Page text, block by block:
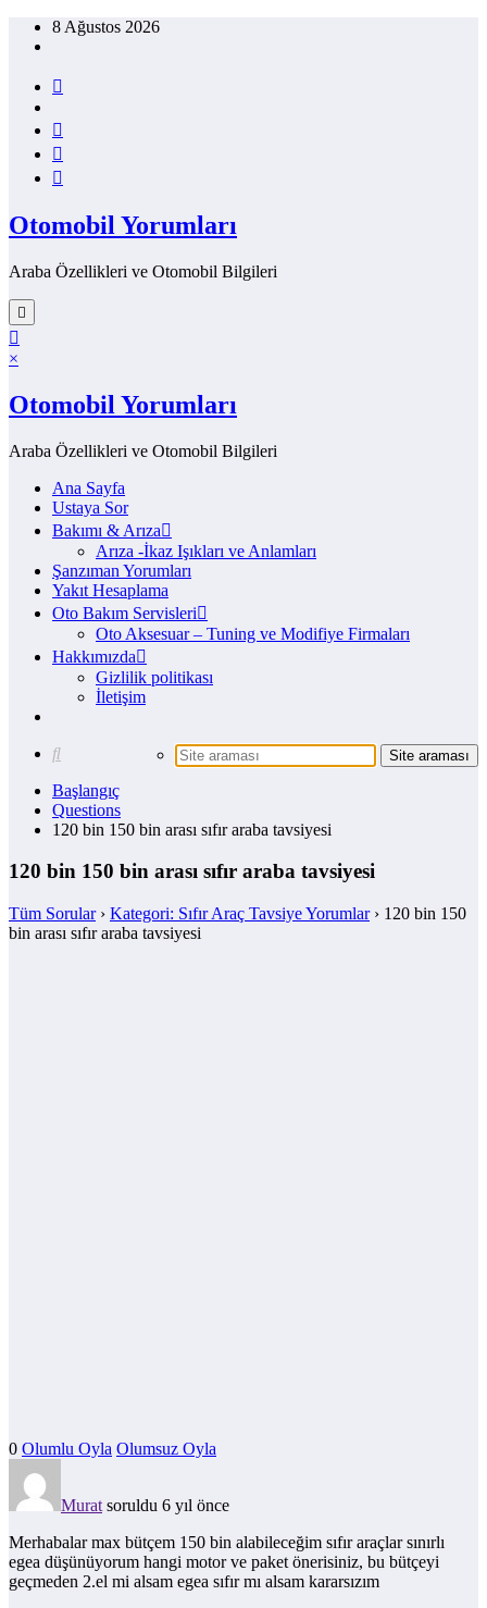
İçeriğe8 Ağustos 2026
Otomobil Yorumları
Araba Özellikleri ve Otomobil Bilgileri
×
Otomobil Yorumları
Araba Özellikleri ve Otomobil Bilgileri
Ana Sayfa
Ustaya Sor
Bakımı & Arıza
Arıza -İkaz Işıkları ve Anlamları
Şanzıman Yorumları
Yakıt Hesaplama
Oto Bakım Servisleri
Oto Aksesuar – Tuning ve Modifiye Firmaları
Hakkımızda
Gizlilik politikası
İletişim
Başlangıç
Questions
120 bin 150 bin arası sıfır araba tavsiyesi
120 bin 150 bin arası sıfır araba tavsiyesi
Tüm Sorular› Kategori: Sıfır Araç Tavsiye Yorumlar› 120 bin 150
bin arası sıfır araba tavsiyesi
0 Olumlu Oyla Olumsuz Oyla
Murat soruldu 6 yıl önce
Merhabalar max bütçem 150 bin alabileceğim sıfır araçlar sınırlı
egea düşünüyorum hangi motor ve paket önerisiniz, bu bütçeyi
geçmeden 2.el mi alsam egea sıfır mı alsam kararsızım